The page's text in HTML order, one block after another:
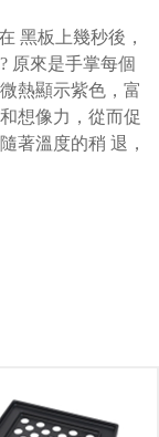
黑板上幾秒後，
原來是手掌每個
熱顯示紫色，富
想像力，從而促
著溫度的稍 退，